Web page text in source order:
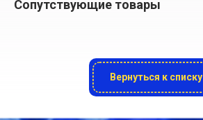
Сопутствующие товары
Вернуться к списку